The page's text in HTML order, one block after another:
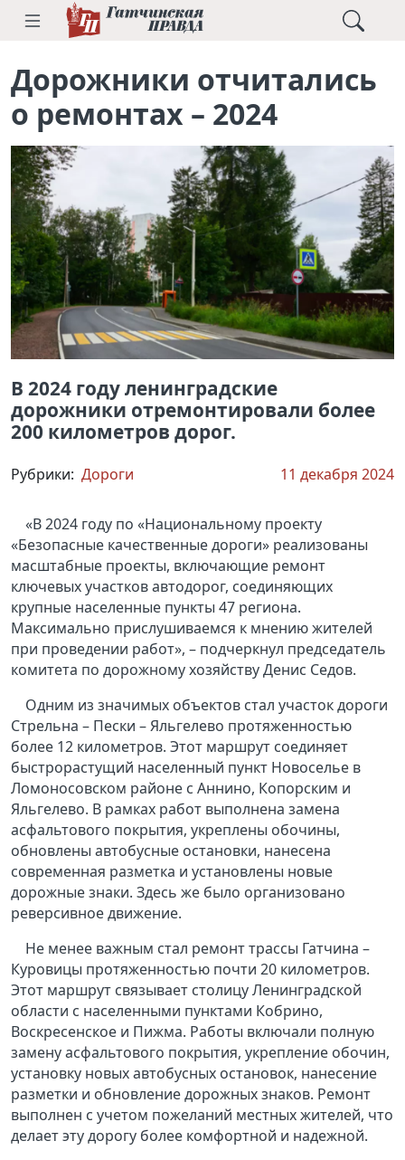
Дорожники отчитались
о ремонтах – 2024
В 2024 году ленинградские
дорожники отремонтировали более
200 километров дорог.
Рубрики: Дороги 11 декабря 2024
«В 2024 году по «Национальному проекту
«Безопасные качественные дороги» реализованы
масштабные проекты, включающие ремонт
ключевых участков автодорог, соединяющих
крупные населенные пункты 47 региона.
Максимально прислушиваемся к мнению жителей
при проведении работ», – подчеркнул председатель
комитета по дорожному хозяйству Денис Седов.
Одним из значимых объектов стал участок дороги
Стрельна – Пески – Яльгелево протяженностью
более 12 километров. Этот маршрут соединяет
быстрорастущий населенный пункт Новоселье в
Ломоносовском районе с Аннино, Копорским и
Яльгелево. В рамках работ выполнена замена
асфальтового покрытия, укреплены обочины,
обновлены автобусные остановки, нанесена
современная разметка и установлены новые
дорожные знаки. Здесь же было организовано
реверсивное движение.
Не менее важным стал ремонт трассы Гатчина –
Куровицы протяженностью почти 20 километров.
Этот маршрут связывает столицу Ленинградской
области с населенными пунктами Кобрино,
Воскресенское и Пижма. Работы включали полную
замену асфальтового покрытия, укрепление обочин,
установку новых автобусных остановок, нанесение
разметки и обновление дорожных знаков. Ремонт
выполнен с учетом пожеланий местных жителей, что
делает эту дорогу более комфортной и надежной.